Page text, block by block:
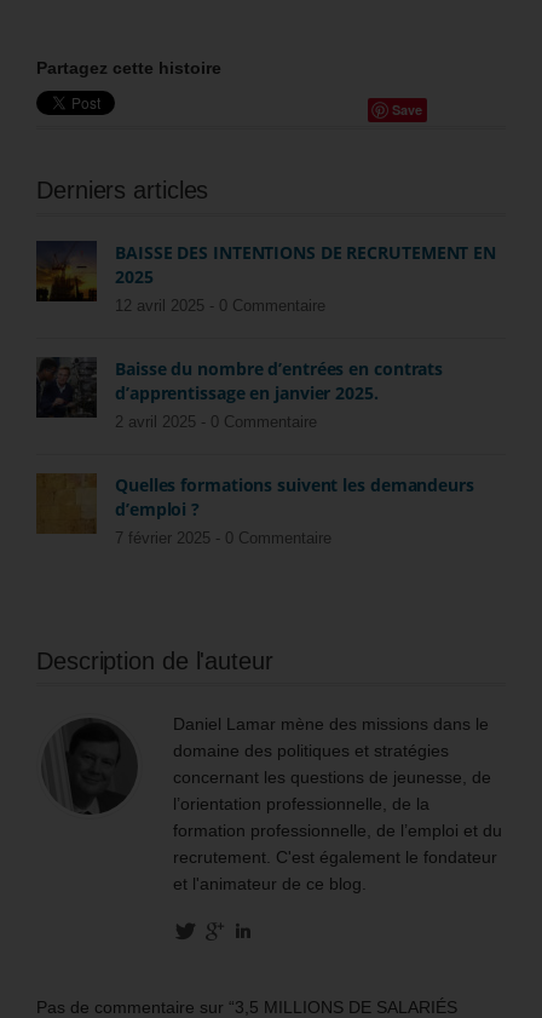
Partagez cette histoire
Save
Derniers articles
BAISSE DES INTENTIONS DE RECRUTEMENT EN
2025
12 avril 2025 - 0 Commentaire
Baisse du nombre d’entrées en contrats
d’apprentissage en janvier 2025.
2 avril 2025 - 0 Commentaire
Quelles formations suivent les demandeurs
d’emploi ?
7 février 2025 - 0 Commentaire
Description de l'auteur
Daniel Lamar mène des missions dans le
domaine des politiques et stratégies
concernant les questions de jeunesse, de
l’orientation professionnelle, de la
formation professionnelle, de l’emploi et du
recrutement. C'est également le fondateur
et l'animateur de ce blog.
Pas de commentaire sur “3,5 MILLIONS DE SALARIÉS